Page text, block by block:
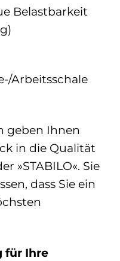
Belastbarkeit
Arbeitsschale
geben Ihnen
in die Qualität
»STABILO«. Sie
dass Sie ein
für Ihre